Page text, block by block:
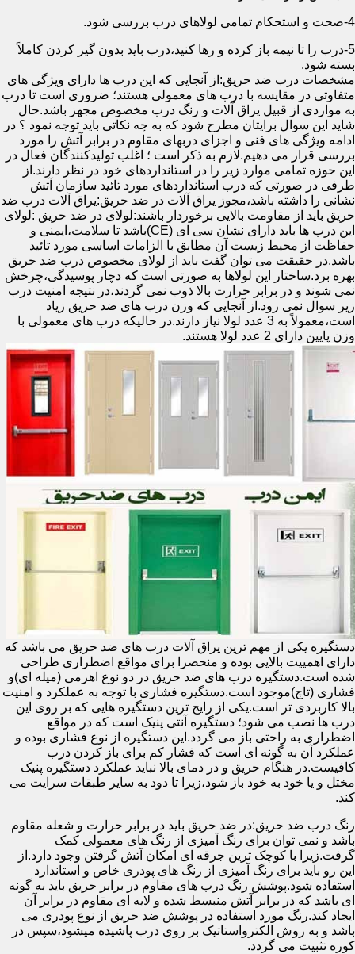
4-صحت و استحکام تمامی لولاهای درب بررسی شود.
5-درب را تا نیمه باز کرده و رها کنید،درب باید بدون گیر کردن کاملاً
بسته شود.
مشخصات درب ضد حریق:از آنجایی که این درب ها دارای ویژگی های
متفاوتی در مقایسه با درب های معمولی هستند؛ ضروری است تا درب
به مواردی از قبیل یراق آلات و رنگ درب مخصوص مجهز باشد.حال
شاید این سوال برایتان مطرح شود که به چه نکاتی باید توجه نمود ؟ در
ادامه ویژگی های فنی و اجزای دربهای مقاوم در برابر آتش را مورد
بررسی قرار می دهیم.لازم به ذکر است ؛ اغلب تولیدکنندگان فعال در
این حوزه تمامی موارد زیر را در استانداردهای خود در نظر دارند.از
طرفی در صورتی که درب استانداردهای مورد تائید سازمان آتش
نشانی را داشته باشد،مجوز یراق آلات در ضد حریق:یراق آلات درب ضد
حریق باید از مقاومت بالایی برخوردار باشند:لولای در ضد حریق :لولای
این درب ها باید دارای نشان سی ای (CE)باشد تا سلامت،ایمنی و
حفاظت از محیط زیست آن مطابق با الزامات اساسی مورد تائید
باشد.در حقیقت می توان گفت باید از لولای مخصوص درب ضد حریق
بهره برد.ساختار این لولاها به صورتی است که دچار پوسیدگی،چرخش
نمی شوند و در برابر حرارت بالا ذوب نمی گردند،در نتیجه امنیت درب
زیر سوال نمی رود.از آنجایی که وزن درب های ضد حریق زیاد
است،معمولاً به 3 عدد لولا نیاز دارند.در حالیکه درب های معمولی با
وزن پایین دارای 2 عدد لولا هستند.
دستگیره یکی از مهم ترین یراق آلات درب های ضد حریق می باشد که
دارای اهمییت بالایی بوده و منحصرا برای مواقع اضطراری طراحی
شده است.دستگیره درب های ضد حریق در دو نوع اهرمی (میله ای)و
فشاری (تاچ)موجود است.دستگیره فشاری با توجه به عملکرد و امنیت
بالا کاربردی تر است.یکی از رایج ترین دستگیره هایی که بر روی این
درب ها نصب می شود؛ دستگیره آنتی پنیک است که در مواقع
اضطراری به راحتی باز می گردد.این دستگیره از نوع فشاری بوده و
عملکرد آن به گونه ای است که فشار کم برای باز کردن درب
کافیست.در هنگام حریق و در دمای بالا نباید عملکرد دستگیره پنیک
مختل و یا خود به خود باز شود،زیرا تا دود به سایر طبقات سرایت می
کند.
رنگ درب ضد حریق:در ضد حریق باید در برابر حرارت و شعله مقاوم
باشد و نمی توان برای رنگ آمیزی از رنگ های معمولی کمک
گرفت.زیرا با کوچک ترین جرقه ای امکان آتش گرفتن وجود دارد.از
این رو باید برای رنگ آمیزی از رنگ های پودری خاص و استاندارد
استفاده شود.پوشش رنگ درب های مقاوم در برابر حریق باید به گونه
ای باشد که در برابر آتش منبسط شده و لایه ای مقاوم در برابر آن
ایجاد کند.رنگ مورد استفاده در پوشش ضد حریق از نوع پودری می
باشد و به روش الکترواستاتیک بر روی درب پاشیده میشود،سپس در
کوره تثبیت می گردد.